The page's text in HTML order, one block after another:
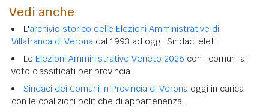
Vedi anche
L'archivio storico delle Elezioni Amministrative di
Villafranca di Verona dal 1993 ad oggi. Sindaci eletti.
Le Elezioni Amministrative Veneto 2026 con i comuni al
voto classificati per provincia.
Sindaci dei Comuni in Provincia di Verona oggi in carica
con le coalizioni politiche di appartenenza.